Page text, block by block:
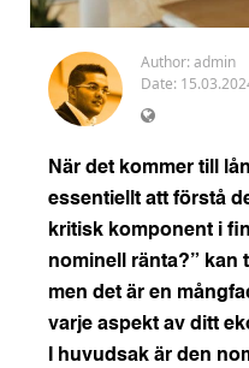
Author: admin
Date:
När det kommer till
essentiellt att förstå
kritisk komponent i
nominell ränta?” kan
men det är en
varje aspekt av ditt
I huvudsak är den